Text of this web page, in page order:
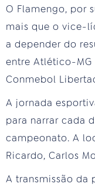
O Flamengo, por
mais que o vice-
a depender do
entre Atlético-
Conmebol
A jornada
para narrar cada
campeonato. A
Ricardo, Carlos
A transmissão da